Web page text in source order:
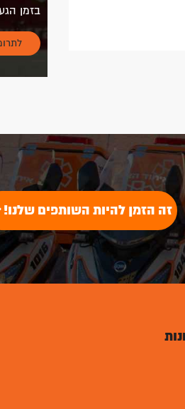
בזמן
זה הזמן להיות השותפים שלנו!